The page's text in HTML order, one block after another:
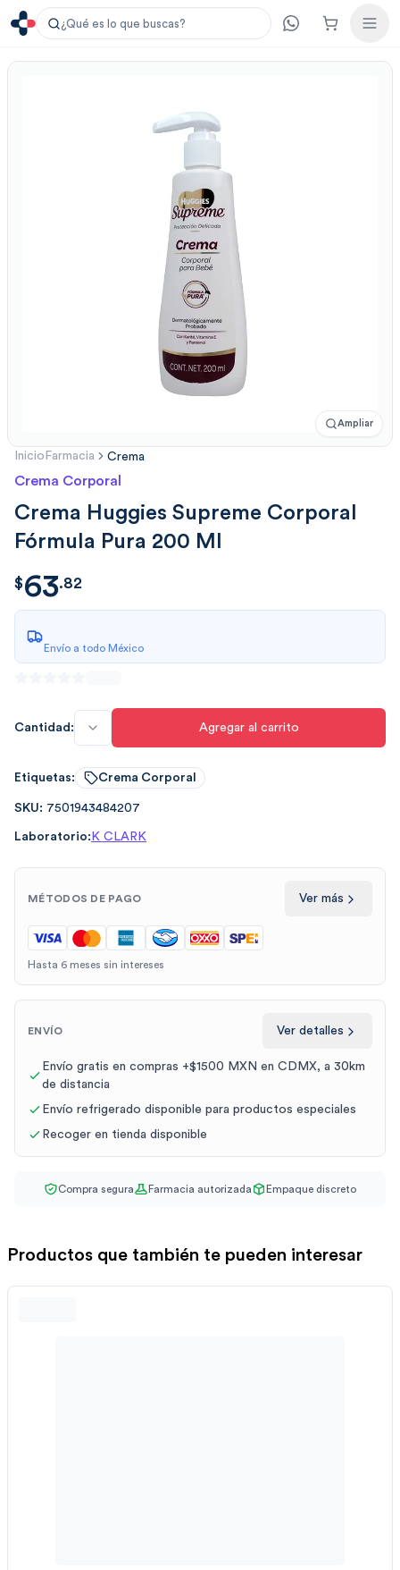
¿Qué es lo que buscas?
Ampliar
Inicio Farmacia Crema
Crema Corporal
Crema Huggies Supreme Corporal
Fórmula Pura 200 Ml
$63.825636
$63.82
Envío a todo México
Cantidad: Agregar al carrito
Etiquetas: Crema Corporal
SKU: 7501943484207
Laboratorio: K CLARK
MÉTODOS DE PAGO Ver más
Hasta 6 meses sin intereses
ENVÍO Ver detalles
Envío gratis en compras +$1500 MXN en CDMX, a 30km
de distancia
Envío refrigerado disponible para productos especiales
Recoger en tienda disponible
Compra segura Farmacia autorizada Empaque discreto
Productos que también te pueden interesar